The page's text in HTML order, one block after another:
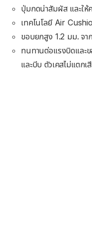
ปุ่มกดน่าสัมผัส และให้
เทคโนโลยี Air
ขอบยกสูง 1.2 มม. จา
ทนทานต่อแรงบิดและ
และบีบ ตัวเคสไม่แตกเ